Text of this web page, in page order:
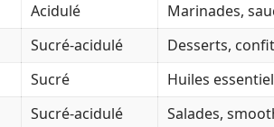
Acidulé
Marinades,
Sucré-acidulé
Desserts,
Sucré
Huiles
Sucré-acidulé Salades,